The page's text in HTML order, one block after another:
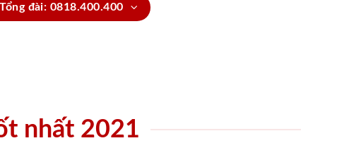
Tổng đài: 0818.400.400
nhất 2021